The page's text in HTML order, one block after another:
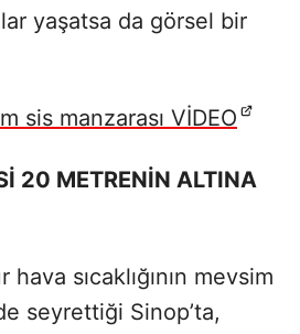
yaşatsa da görsel bir
sis manzarası VİDEO
20 METRENİN ALTINA
sıcaklığının mevsim
seyrettiği Sinop’ta,